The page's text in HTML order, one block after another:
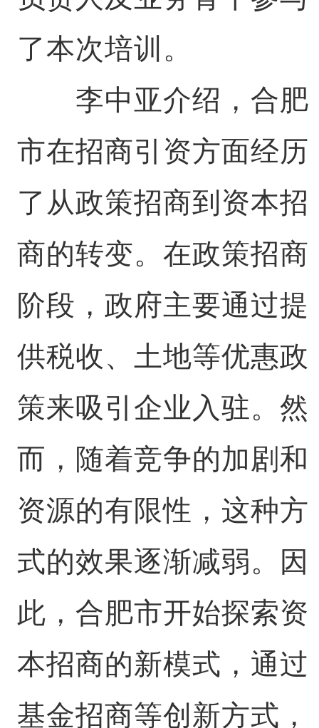
了本次培训。
李中亚介绍，合肥
市在招商引资方面经历
了从政策招商到资本招
商的转变。在政策招商
阶段，政府主要通过提
供税收、土地等优惠政
策来吸引企业入驻。然
而，随着竞争的加剧和
资源的有限性，这种方
式的效果逐渐减弱。因
此，合肥市开始探索资
本招商的新模式，通过
基金招商等创新方式，